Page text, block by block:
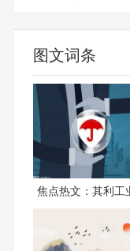
图文词条
焦点热文：其利工